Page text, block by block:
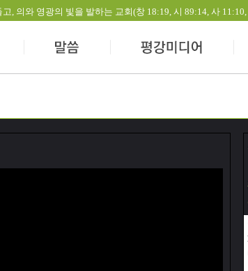
, 의와 영광의 빛을 발하는 교회(창 18:19, 시 89:14, 사